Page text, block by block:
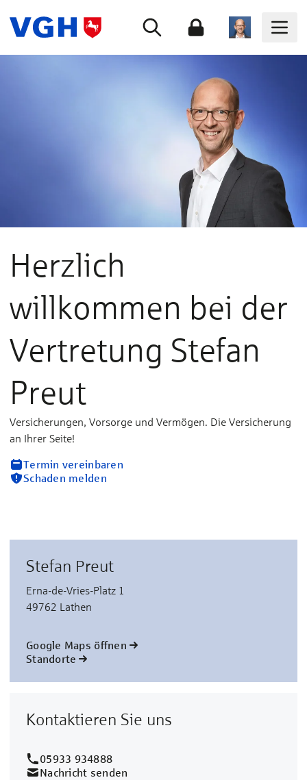
Herzlich
willkommen bei der
Vertretung Stefan
Preut
Versicherungen, Vorsorge und Vermögen. Die Versicherung
an Ihrer Seite!
Termin vereinbaren
Schaden melden
Stefan Preut
Erna-de-Vries-Platz 1
49762 Lathen
Google Maps öffnen
Standorte
Kontaktieren Sie uns
05933 934888
Nachricht senden